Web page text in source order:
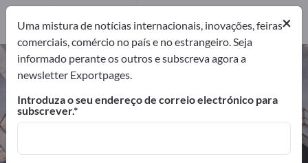
Madeiras de construção –
encontre fabricantes e
fornecedores
3 3
Fabricantes3
×
Uma mistura de notícias internacionais, inovações, feiras
comerciais, comércio no país e no estrangeiro. Seja
informado perante os outros e subscreva agora a
newsletter Exportpages.
Introduza o seu endereço de correio electrónico para
subscrever.